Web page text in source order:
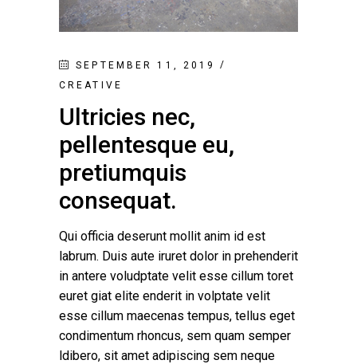
SEPTEMBER 11, 2019
CREATIVE
Ultricies nec,
pellentesque eu,
pretiumquis
consequat.
Qui officia deserunt mollit anim id est
labrum. Duis aute iruret dolor in prehenderit
in antere voludptate velit esse cillum toret
euret giat elite enderit in volptate velit
esse cillum maecenas tempus, tellus eget
condimentum rhoncus, sem quam semper
ldibero, sit amet adipiscing sem neque